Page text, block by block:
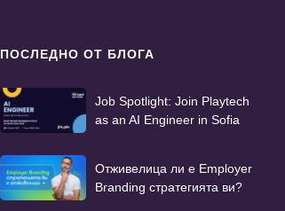
ПОСЛЕДНО ОТ БЛОГА
Job Spotlight: Join Playtech
as an AI Engineer in Sofia
Отживелица ли е Employer
Branding стратегията ви?